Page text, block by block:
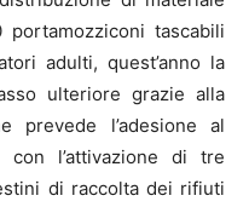
tascabili
adulti, quest’anno la
ulteriore grazie alla
prevede l’adesione al
con l’attivazione di tre
di raccolta dei rifiuti